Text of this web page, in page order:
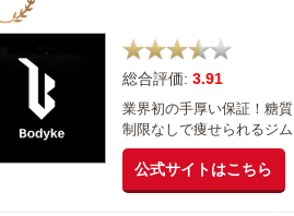
総合評価: 3.91
業界初の手厚い保証！糖質
制限なしで痩せられるジム
公式サイトはこちら